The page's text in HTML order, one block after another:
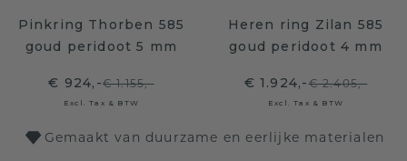
Pinkring Thorben 585
goud peridoot 5 mm
€ 924,-€ 1.155,-
Excl. Tax & BTW
Heren ring Zilan 585
goud peridoot 4 mm
€ 1.924,-€ 2.405,-
Excl. Tax & BTW
Gemaakt van duurzame en eerlijke materialen